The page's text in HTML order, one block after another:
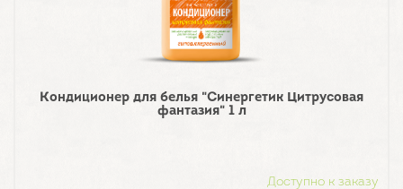
Кондиционер для белья "Синергетик Цитрусовая
фантазия" 1 л
Доступно к заказу